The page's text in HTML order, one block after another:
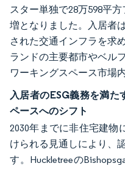
スター単独で28万598平
増となりました。入居者
された交通インフラを求
ランドの主要都市やベル
ワーキングスペース市場
入居者のESG義務を満た
ペースへのシフト
2030年までに非住宅建物
けられる見通しにより、
す。Huckletreeの